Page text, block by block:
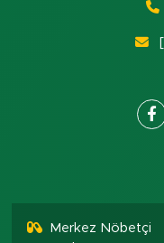
Merkez Nöbetçi